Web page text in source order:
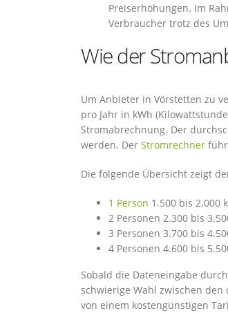
Preiserhöhungen. Im
Verbraucher trotz des
Wie der
Um Anbieter in Vörstetten zu
pro Jahr in kWh
Stromabrechnung. Der
werden. Der Stromrechner
Die folgende Übersicht zeigt
1 Person 1.500 bis 2.000
2 Personen 2.300 bis
3 Personen 3.700 bis
4 Personen 4.600 bis
Sobald die Dateneingabe
schwierige Wahl zwischen
von einem kostengünstigen